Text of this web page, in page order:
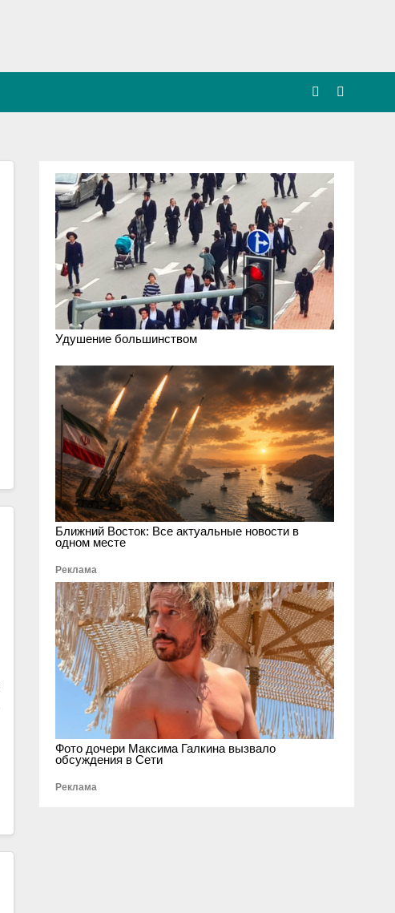
Удушение большинством
Ближний Восток: Все актуальные новости в
одном месте
Реклама
Фото дочери Максима Галкина вызвало
обсуждения в Сети
Реклама